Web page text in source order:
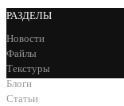
РАЗДЕЛЫ
Новости
Файлы
Текстуры
Блоги
Статьи